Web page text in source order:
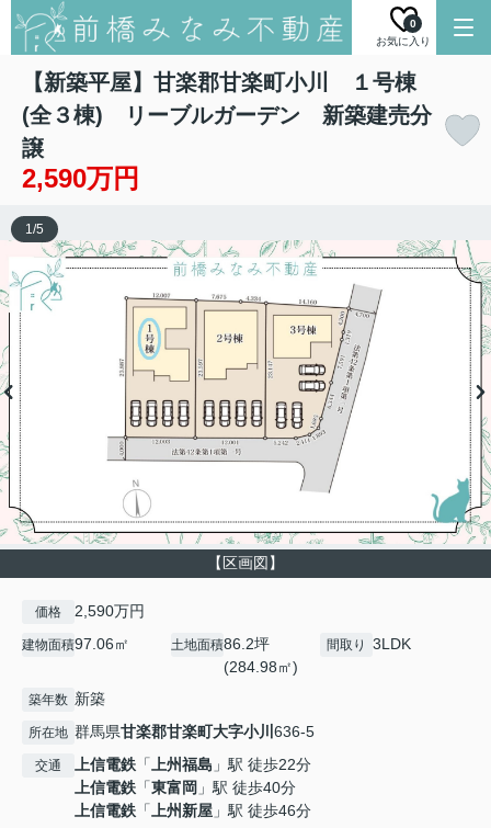
お気に入り
0
【新築平屋】甘楽郡甘楽町小川 １号棟
(全３棟) リーブルガーデン 新築建売分
譲
2,590万円
【区画図】
1/5
価格 2,590万円
建物面積97.06㎡ 土地面積86.2坪
(284.98㎡)
間取り 3LDK
築年数 新築
所在地 群馬県甘楽郡甘楽町大字小川 636-5
交通 上信電鉄 「上州福島 」駅 徒歩22分
上信電鉄 「東富岡 」駅 徒歩40分
上信電鉄 「上州新屋 」駅 徒歩46分